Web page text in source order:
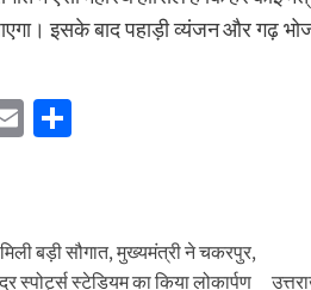
इसके बाद पहाड़ी व्यंजन और गढ़
Email
बड़ी सौगात, मुख्यमंत्री ने चकरपुर,
स्पोर्ट्स स्टेडियम का किया लोकार्पण